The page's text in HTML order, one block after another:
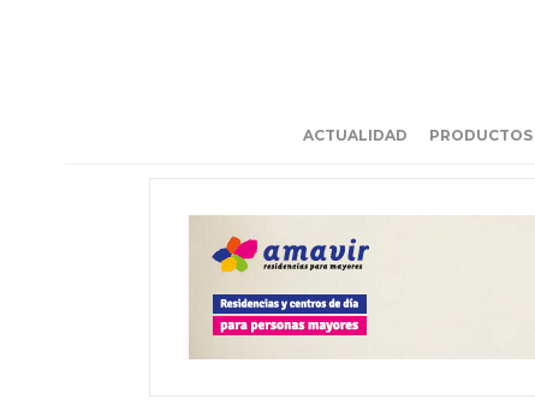
ACTUALIDAD PRODUCTOS